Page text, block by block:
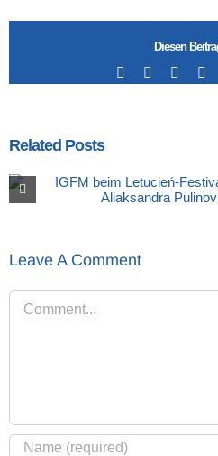
Diesen
Facebook
Related Posts
Leave A Comment
Comment